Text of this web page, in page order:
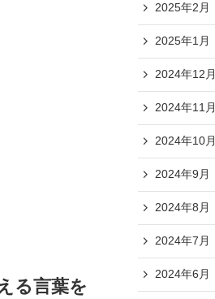
る言葉を
2025年2月
2025年1月
2024年12月
2024年11月
2024年10月
2024年9月
2024年8月
2024年7月
2024年6月